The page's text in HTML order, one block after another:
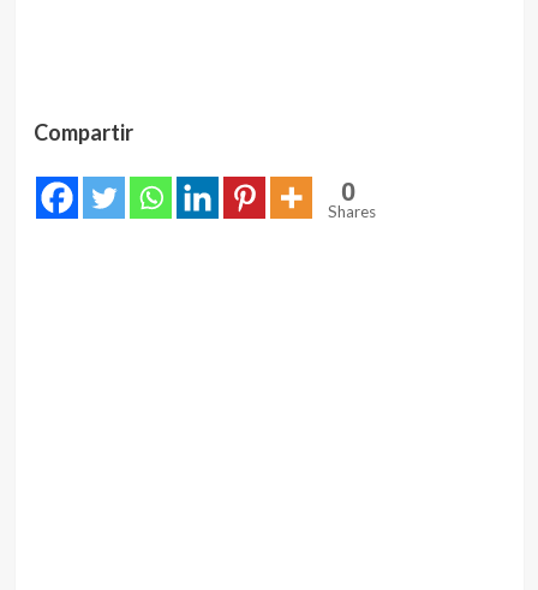
Compartir
0
Shares